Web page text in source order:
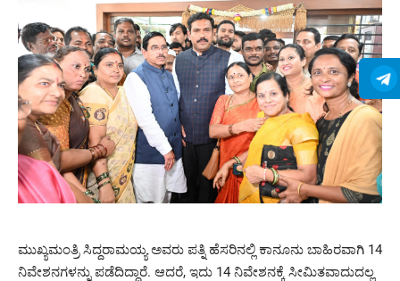
ಮುಖ್ಯಮಂತ್ರಿ ಸಿದ್ದರಾಮಯ್ಯ ಅವರು ಪತ್ನಿ ಹೆಸರಿನಲ್ಲಿ ಕಾನೂನು ಬಾಹಿರವಾಗಿ 14
ನಿವೇಶನಗಳನ್ನು ಪಡೆದಿದ್ದಾರೆ. ಆದರೆ, ಇದು 14 ನಿವೇಶನಕ್ಕೆ ಸೀಮಿತವಾದುದಲ್ಲ